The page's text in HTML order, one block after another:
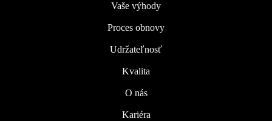
Vaše výhody
Proces obnovy
Udržateľnosť
Kvalita
O nás
Kariéra